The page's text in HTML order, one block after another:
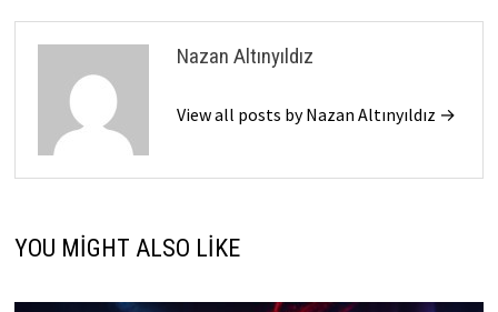
Nazan Altınyıldız
View all posts by Nazan Altınyıldız →
YOU MIGHT ALSO LIKE